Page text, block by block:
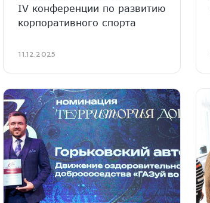
IV конференции по развитию
корпоративного спорта
11.12.2025